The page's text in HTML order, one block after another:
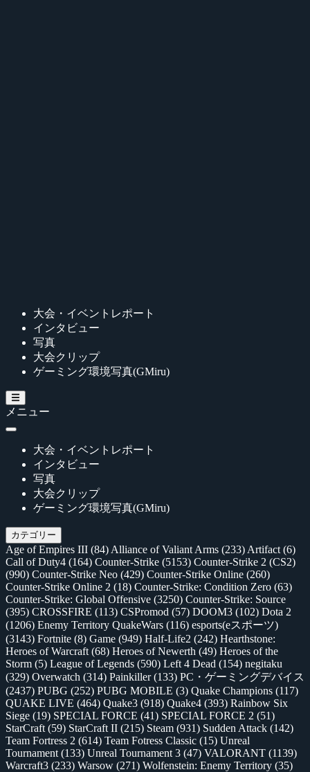
大会・イベントレポート
インタビュー
写真
大会クリップ
ゲーミング環境写真(GMiru)
メニュー
大会・イベントレポート
インタビュー
写真
大会クリップ
ゲーミング環境写真(GMiru)
カテゴリー
Age of Empires III (84) Alliance of Valiant Arms (233) Artifact (6)
Call of Duty4 (164) Counter-Strike (5153) Counter-Strike 2 (CS2)
(990) Counter-Strike Neo (429) Counter-Strike Online (260)
Counter-Strike Online 2 (18) Counter-Strike: Condition Zero (63)
Counter-Strike: Global Offensive (3250) Counter-Strike: Source
(395) CROSSFIRE (113) CSPromod (57) DOOM3 (102) Dota 2
(1206) Enemy Territory QuakeWars (116) esports(eスポーツ)
(3143) Fortnite (8) Game (949) Half-Life2 (242) Hearthstone:
Heroes of Warcraft (68) Heroes of Newerth (49) Heroes of the
Storm (5) League of Legends (590) Left 4 Dead (154) negitaku
(329) Overwatch (314) Painkiller(133) PC・ゲーミングデバイス
(2437) PUBG (252) PUBG MOBILE (3) Quake Champions (117)
QUAKE LIVE (464) Quake3 (918) Quake4 (393) Rainbow Six
Siege (19) SPECIAL FORCE (41) SPECIAL FORCE 2 (51)
StarCraft (59) StarCraft II (215) Steam (931) Sudden Attack (142)
Team Fortress 2 (614) Team Fotress Classic (15) Unreal
Tournament (133) Unreal Tournament 3 (47) VALORANT (1139)
Warcraft3 (233) Warsow (271) Wolfenstein: Enemy Territory (35)